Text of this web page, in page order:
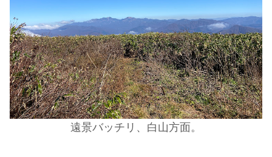
遠景バッチリ、白山方面。